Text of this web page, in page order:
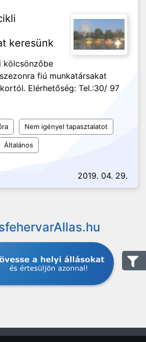
keresünk
kölcsönzőbe
fiú munkatársakat
Elérhetőség: Tel.:30/ 97
Nem igényel tapasztalatot
Általános
2019. 04. 29.